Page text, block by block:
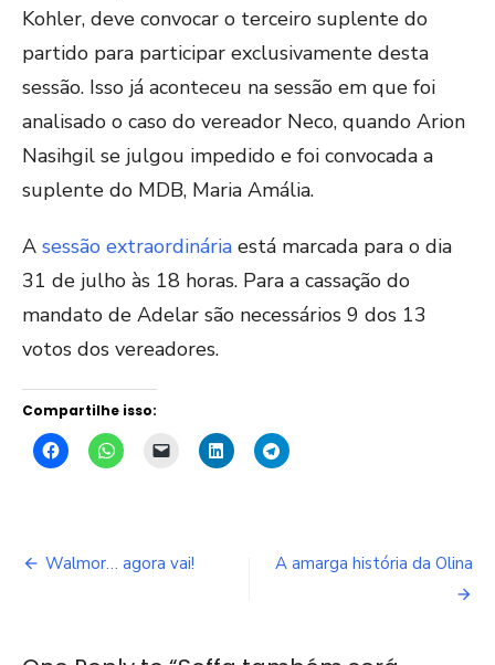
Kohler, deve convocar o terceiro suplente do
partido para participar exclusivamente desta
sessão. Isso já aconteceu na sessão em que foi
analisado o caso do vereador Neco, quando Arion
Nasihgil se julgou impedido e foi convocada a
suplente do MDB, Maria Amália.
A sessão extraordinária está marcada para o dia
31 de julho às 18 horas. Para a cassação do
mandato de Adelar são necessários 9 dos 13
votos dos vereadores.
Compartilhe isso:
Navegação
Walmor… agora vai! A amarga história da Olina